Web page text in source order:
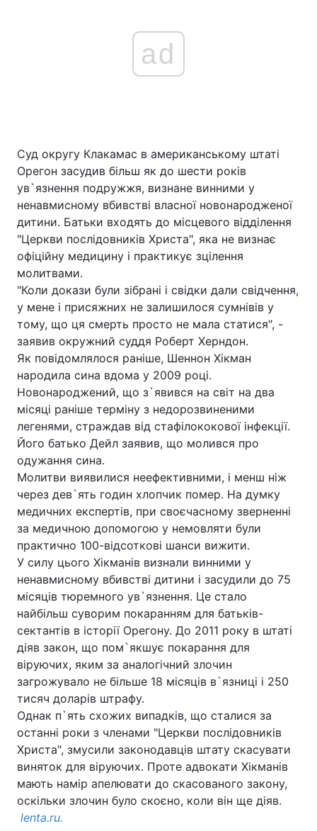
ad
Суд округу Клакамас в американському штаті
Орегон засудив більш як до шести років
ув`язнення подружжя, визнане винними у
ненавмисному вбивстві власної новонародженої
дитини. Батьки входять до місцевого відділення
"Церкви послідовників Христа", яка не визнає
офіційну медицину і практикує зцілення
молитвами.
"Коли докази були зібрані і свідки дали свідчення,
у мене і присяжних не залишилося сумнівів у
тому, що ця смерть просто не мала статися", -
заявив окружний суддя Роберт Херндон.
Як повідомлялося раніше, Шеннон Хікман
народила сина вдома у 2009 році.
Новонароджений, що з`явився на світ на два
місяці раніше терміну з недорозвиненими
легенями, страждав від стафілококової інфекції.
Його батько Дейл заявив, що молився про
одужання сина.
Молитви виявилися неефективними, і менш ніж
через дев`ять годин хлопчик помер. На думку
медичних експертів, при своєчасному зверненні
за медичною допомогою у немовляти були
практично 100-відсоткові шанси вижити.
У силу цього Хікманів визнали винними у
ненавмисному вбивстві дитини і засудили до 75
місяців тюремного ув`язнення. Це стало
найбільш суворим покаранням для батьків-
сектантів в історії Орегону. До 2011 року в штаті
діяв закон, що пом`якшує покарання для
віруючих, яким за аналогічний злочин
загрожувало не більше 18 місяців в`язниці і 250
тисяч доларів штрафу.
Однак п`ять схожих випадків, що сталися за
останні роки з членами "Церкви послідовників
Христа", змусили законодавців штату скасувати
виняток для віруючих. Проте адвокати Хікманів
мають намір апелювати до скасованого закону,
оскільки злочин було скоєно, коли він ще діяв.
lenta.ru.